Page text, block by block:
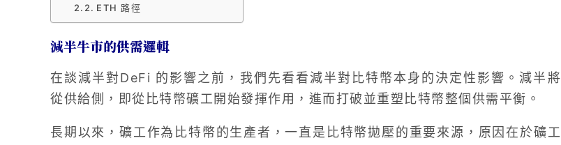
ETH 路徑
減半牛市的供需邏輯
在談減半對DeFi 的影響之前，我們先看看減半對比特幣本身的決定性影響。減半將
從供給側，即從比特幣礦工開始發揮作用，進而打破並重塑比特幣整個供需平衡。
長期以來，礦工作為比特幣的生產者，一直是比特幣拋壓的重要來源，原因在於礦工